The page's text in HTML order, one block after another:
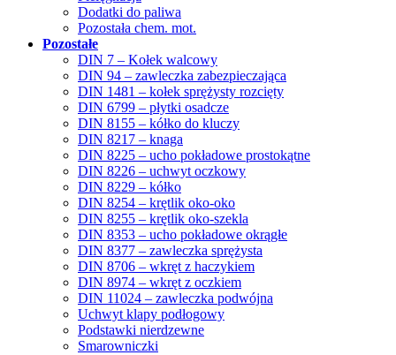
Dodatki do paliwa
Pozostała chem. mot.
Pozostałe
DIN 7 – Kołek walcowy
DIN 94 – zawleczka zabezpieczająca
DIN 1481 – kołek sprężysty rozcięty
DIN 6799 – płytki osadcze
DIN 8155 – kółko do kluczy
DIN 8217 – knaga
DIN 8225 – ucho pokładowe prostokątne
DIN 8226 – uchwyt oczkowy
DIN 8229 – kółko
DIN 8254 – krętlik oko-oko
DIN 8255 – krętlik oko-szekla
DIN 8353 – ucho pokładowe okrągłe
DIN 8377 – zawleczka sprężysta
DIN 8706 – wkręt z haczykiem
DIN 8974 – wkręt z oczkiem
DIN 11024 – zawleczka podwójna
Uchwyt klapy podłogowy
Podstawki nierdzewne
Smarowniczki